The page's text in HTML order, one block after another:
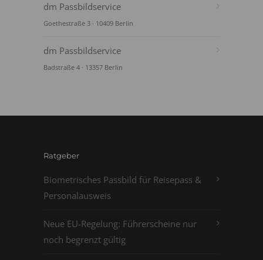
dm Passbildservice
Goethestraße 3 · 10409 Berlin
dm Passbildservice
Badstraße 4 · 13357 Berlin
Ratgeber
Biometrisches Passbild für Reisepass &
Personalausweis
Neue EU-Regelung: Führerscheine nur
noch begrenzt gültig